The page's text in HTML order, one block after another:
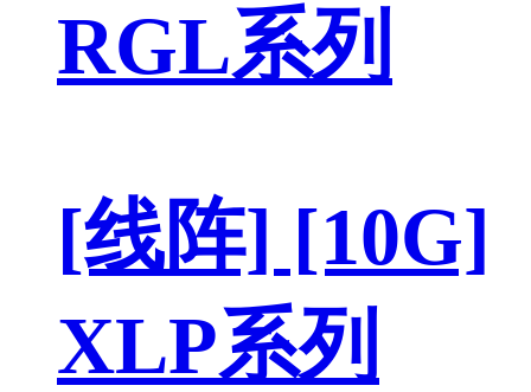
RGL系列
[线阵] [10G]
XLP系列